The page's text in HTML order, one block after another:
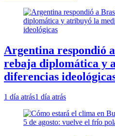
Argentina respondió
rebaja diplomática y
diferencias
1 día atrás1 día atrás